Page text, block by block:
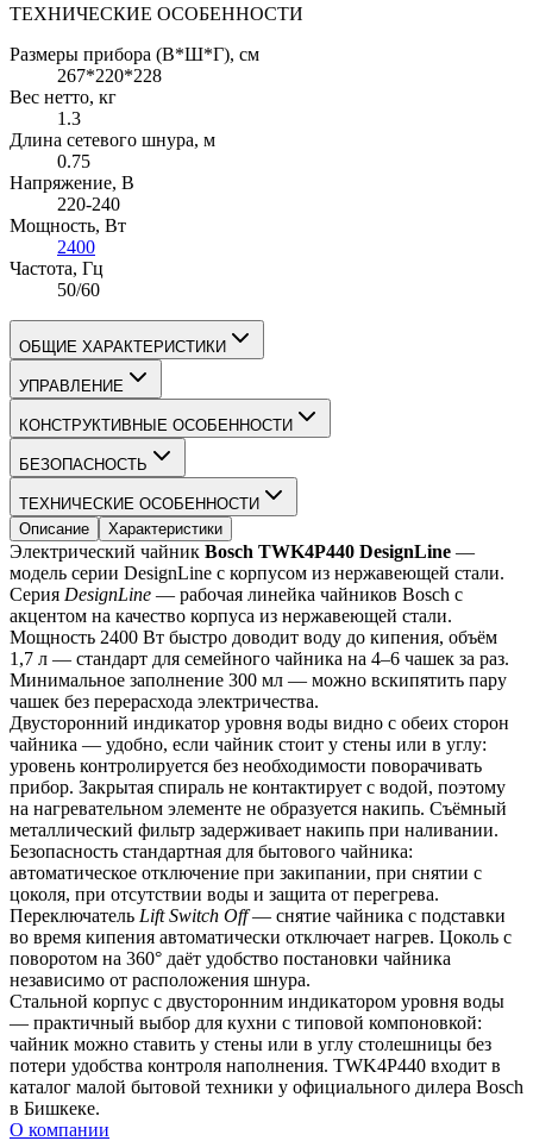
ТЕХНИЧЕСКИЕ ОСОБЕННОСТИ
Размеры прибора (В*Ш*Г), см
267*220*228
Вес нетто, кг
1.3
Длина сетевого шнура, м
0.75
Напряжение, В
220-240
Мощность, Вт
2400
Частота, Гц
50/60
ОБЩИЕ ХАРАКТЕРИСТИКИ
УПРАВЛЕНИЕ
КОНСТРУКТИВНЫЕ ОСОБЕННОСТИ
БЕЗОПАСНОСТЬ
ТЕХНИЧЕСКИЕ ОСОБЕННОСТИ
Описание
Характеристики
Электрический чайник Bosch TWK4P440 DesignLine —
модель серии DesignLine с корпусом из нержавеющей стали.
Серия DesignLine — рабочая линейка чайников Bosch с
акцентом на качество корпуса из нержавеющей стали.
Мощность 2400 Вт быстро доводит воду до кипения, объём
1,7 л — стандарт для семейного чайника на 4–6 чашек за раз.
Минимальное заполнение 300 мл — можно вскипятить пару
чашек без перерасхода электричества.
Двусторонний индикатор уровня воды видно с обеих сторон
чайника — удобно, если чайник стоит у стены или в углу:
уровень контролируется без необходимости поворачивать
прибор. Закрытая спираль не контактирует с водой, поэтому
на нагревательном элементе не образуется накипь. Съёмный
металлический фильтр задерживает накипь при наливании.
Безопасность стандартная для бытового чайника:
автоматическое отключение при закипании, при снятии с
цоколя, при отсутствии воды и защита от перегрева.
Переключатель Lift Switch Off — снятие чайника с подставки
во время кипения автоматически отключает нагрев. Цоколь с
поворотом на 360° даёт удобство постановки чайника
независимо от расположения шнура.
Стальной корпус с двусторонним индикатором уровня воды
— практичный выбор для кухни с типовой компоновкой:
чайник можно ставить у стены или в углу столешницы без
потери удобства контроля наполнения. TWK4P440 входит в
каталог малой бытовой техники у официального дилера Bosch
в Бишкеке.
О компании